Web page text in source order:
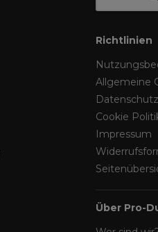
Richtlinien
Allgemeine
Cookie
Impressum
Über Pro-